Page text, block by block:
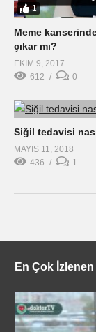
1
Meme
çıkar mı?
EKIM 9, 2017
612
0
Siğil tedavisi
MAYIS 11, 2018
436
1
En Çok